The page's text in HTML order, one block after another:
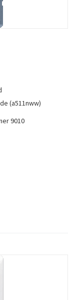
(a511nww)
9010